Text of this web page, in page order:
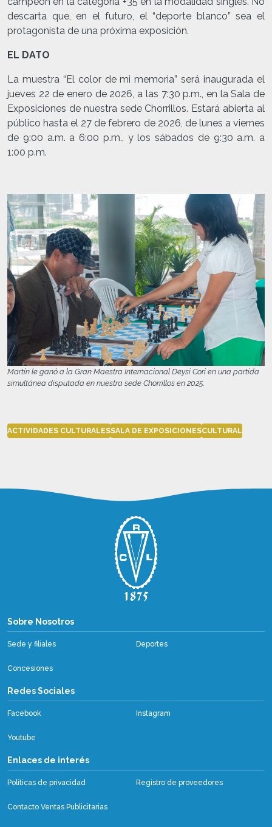
descarta que, en el futuro, el “deporte blanco” sea el
protagonista de una próxima exposición.
EL DATO
La muestra “El color de mi memoria” será inaugurada el
jueves 22 de enero de 2026, a las 7:30 p.m., en la Sala de
Exposiciones de nuestra sede Chorrillos. Estará abierta al
público hasta el 27 de febrero de 2026, de lunes a viernes
de 9:00 a.m. a 6:00 p.m., y los sábados de 9:30 a.m. a
1:00 p.m.
Martín le ganó a la Gran Maestra Internacional Deysi Cori en una partida
simultánea disputada en nuestra sede Chorrillos en 2025.
ACTIVIDADES CULTURALESSALA DE EXPOSICIONESCULTURAL
Sobre Nosotros
Sobre Nosotros
Sede y filiales Deportes
Concesiones
Redes Sociales
Facebook Instagram
Youtube
Enlaces de interés
Políticas de privacidad Registro de proveedores
Contacto Ventas Publicitarias